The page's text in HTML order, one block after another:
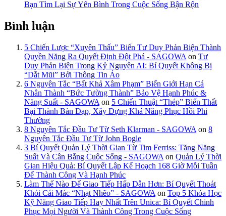
Bạn Tìm Lại Sự Yên Bình Trong Cuộc Sống Bận Rộn
Bình luận
5 Chiến Lược “Xuyên Thấu” Biến Tư Duy Phản Biện Thành
Quyền Năng Ra Quyết Định Đột Phá - SAGOWA on Tư
Duy Phản Biện Trong Kỷ Nguyên AI: Bí Quyết Không Bị
“Dắt Mũi” Bởi Thông Tin Ảo
6 Nguyên Tắc “Bất Khả Xâm Phạm” Biến Giới Hạn Cá
Nhân Thành “Bức Tường Thành” Bảo Vệ Hạnh Phúc &
Năng Suất - SAGOWA on 5 Chiến Thuật “Thép” Biến Thất
Bại Thành Bàn Đạp, Xây Dựng Khả Năng Phục Hồi Phi
Thường
8 Nguyên Tắc Đầu Tư Từ Seth Klarman - SAGOWA on 8
Nguyên Tắc Đầu Tư Từ John Bogle
3 Bí Quyết Quản Lý Thời Gian Từ Tim Ferriss: Tăng Năng
Suất Và Cân Bằng Cuộc Sống - SAGOWA on Quản Lý Thời
Gian Hiệu Quả: Bí Quyết Lập Kế Hoạch 168 Giờ Mỗi Tuần
Để Thành Công Và Hạnh Phúc
Làm Thế Nào Để Giao Tiếp Hấp Dẫn Hơn: Bí Quyết Thoát
Khỏi Cái Mác “Nhạt Nhẽo” - SAGOWA on Top 5 Khóa Học
Kỹ Năng Giao Tiếp Hay Nhất Trên Unica: Bí Quyết Chinh
Phục Mọi Người Và Thành Công Trong Cuộc Sống